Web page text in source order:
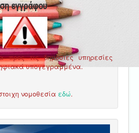
εγγράφου
τις δημόσιες υπηρεσίες
υπογεγραμμένα.
νομοθεσία εδώ.